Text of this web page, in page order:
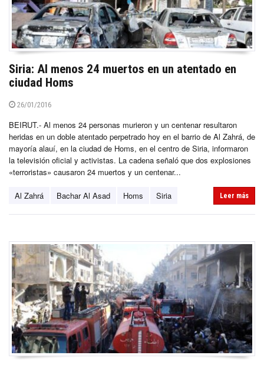
Siria: Al menos 24 muertos en un atentado en
ciudad Homs
26/01/2016
BEIRUT.- Al menos 24 personas murieron y un centenar resultaron
heridas en un doble atentado perpetrado hoy en el barrio de Al Zahrá, de
mayoría alauí, en la ciudad de Homs, en el centro de Siria, informaron
la televisión oficial y activistas. La cadena señaló que dos explosiones
«terroristas» causaron 24 muertos y un centenar...
Al Zahrá Bachar Al Asad Homs Siria Leer más